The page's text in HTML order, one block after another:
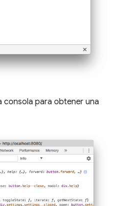
consola para obtener una